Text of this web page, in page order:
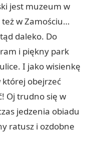
jest muzeum w
w Zamościu…
daleko. Do
i piękny park
I jako wisienkę
obejrzeć
Oj trudno się w
jedzenia obiadu
ratusz i ozdobne